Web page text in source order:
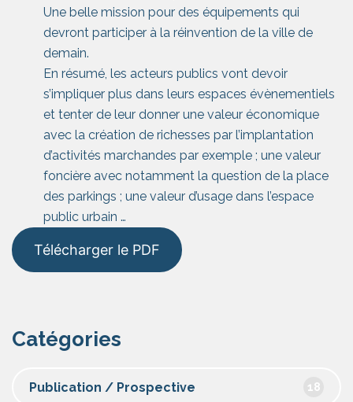
Une belle mission pour des équipements qui
devront participer à la réinvention de la ville de
demain.
En résumé, les acteurs publics vont devoir
s’impliquer plus dans leurs espaces évènementiels
et tenter de leur donner une valeur économique
avec la création de richesses par l’implantation
d’activités marchandes par exemple ; une valeur
foncière avec notamment la question de la place
des parkings ; une valeur d’usage dans l’espace
public urbain …
Télécharger le PDF
Catégories
Publication / Prospective 18